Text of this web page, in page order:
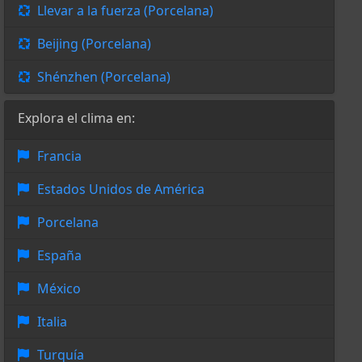
Llevar a la fuerza (Porcelana)
Beijing (Porcelana)
Shénzhen (Porcelana)
Explora el clima en:
Francia
Estados Unidos de América
Porcelana
España
México
Italia
Turquía